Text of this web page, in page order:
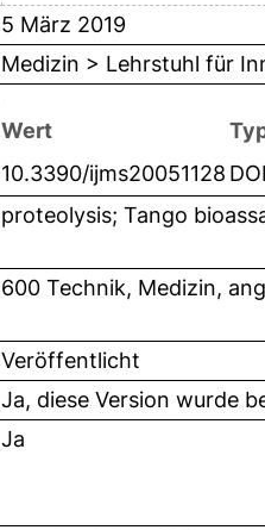
5 März 2019
Medizin > Lehrstuhl für
Wert
10.3390/ijms20051128 DOI
proteolysis; Tango
600 Technik, Medizin,
Veröffentlicht
Ja, diese Version wurde
Ja